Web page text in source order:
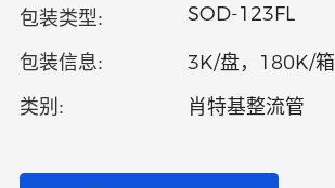
语言
包装类型: SOD-123FL
包装信息: 3K/盘，180K/箱
类别: 肖特基整流管